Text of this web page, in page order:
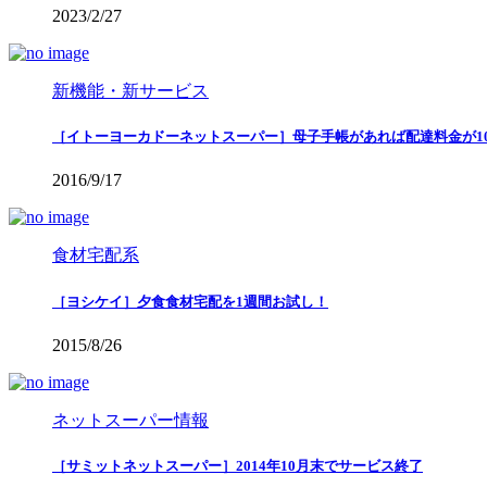
2023/2/27
新機能・新サービス
［イトーヨーカドーネットスーパー］母子手帳があれば配達料金が
2016/9/17
食材宅配系
［ヨシケイ］夕食食材宅配を1週間お試し！
2015/8/26
ネットスーパー情報
［サミットネットスーパー］2014年10月末でサービス終了